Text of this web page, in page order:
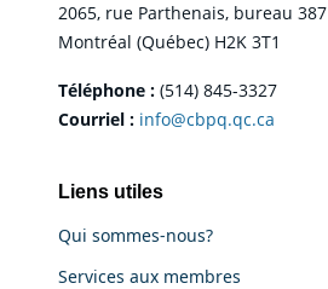
2065, rue Parthenais, bureau 387
Montréal (Québec) H2K 3T1
Téléphone : (514) 845-3327
Courriel : info@cbpq.qc.ca
Liens utiles
Qui sommes-nous?
Services aux membres